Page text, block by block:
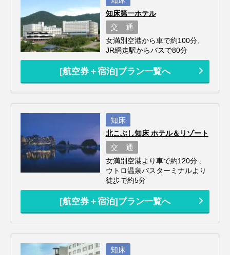
知床第一ホテル
交 通
女満別空港から車で約100分、
JR網走駅からバスで80分
[航空券＋宿泊]プラン一覧へ
知床
北こぶし知床 ホテル＆リゾート
交 通
女満別空港より車で約120分 、
ウトロ温泉バスターミナルより
徒歩で約5分
[航空券＋宿泊]プラン一覧へ
知床